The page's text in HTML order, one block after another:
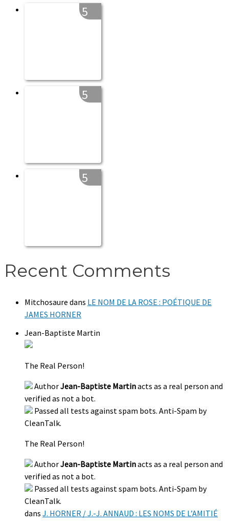
5
5
5
Recent Comments
Mitchosaure dans LE NOM DE LA ROSE : POÉTIQUE DE
JAMES HORNER
Jean-Baptiste Martin
The Real Person!
AuthorJean-Baptiste Martinacts as a real person and
verified as not a bot.
Passed all tests against spam bots. Anti-Spam by
CleanTalk.
The Real Person!
AuthorJean-Baptiste Martinacts as a real person and
verified as not a bot.
Passed all tests against spam bots. Anti-Spam by
CleanTalk.
dans J. HORNER / J.-J. ANNAUD : LES NOMS DE L’AMITIÉ